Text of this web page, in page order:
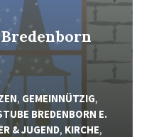
, GEMEINNÜTZIG,
BREDENBORN E.
& JUGEND, KIRCHE,